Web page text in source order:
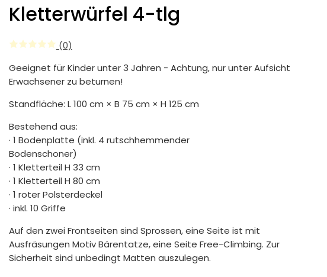
Kletterwürfel 4-tlg
(0)
Geeignet für Kinder unter 3 Jahren - Achtung, nur unter Aufsicht
Erwachsener zu beturnen!
Standfläche: L 100 cm × B 75 cm × H 125 cm
Bestehend aus:
· 1 Bodenplatte (inkl. 4 rutschhemmender
Bodenschoner)
· 1 Kletterteil H 33 cm
· 1 Kletterteil H 80 cm
· 1 roter Polsterdeckel
· inkl. 10 Griffe
Auf den zwei Frontseiten sind Sprossen, eine Seite ist mit
Ausfräsungen Motiv Bärentatze, eine Seite Free-Climbing. Zur
Sicherheit sind unbedingt Matten auszulegen.